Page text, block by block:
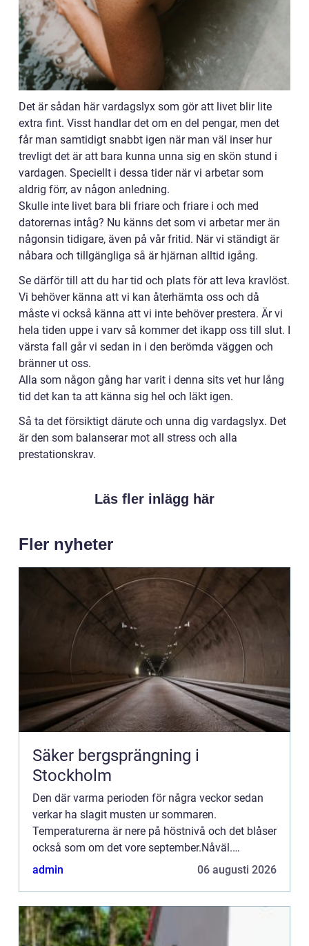
Det är sådan här vardagslyx som gör att livet blir lite
extra fint. Visst handlar det om en del pengar, men det
får man samtidigt snabbt igen när man väl inser hur
trevligt det är att bara kunna unna sig en skön stund i
vardagen. Speciellt i dessa tider när vi arbetar som
aldrig förr, av någon anledning.
Skulle inte livet bara bli friare och friare i och med
datorernas intåg? Nu känns det som vi arbetar mer än
någonsin tidigare, även på vår fritid. När vi ständigt är
nåbara och tillgängliga så är hjärnan alltid igång.
Se därför till att du har tid och plats för att leva kravlöst.
Vi behöver känna att vi kan återhämta oss och då
måste vi också känna att vi inte behöver prestera. Är vi
hela tiden uppe i varv så kommer det ikapp oss till slut. I
värsta fall går vi sedan in i den berömda väggen och
bränner ut oss.
Alla som någon gång har varit i denna sits vet hur lång
tid det kan ta att känna sig hel och läkt igen.
Så ta det försiktigt därute och unna dig vardagslyx. Det
är den som balanserar mot all stress och alla
prestationskrav.
Läs fler inlägg här
Fler nyheter
Säker bergsprängning i
Stockholm
Den där varma perioden för några veckor sedan
verkar ha slagit musten ur sommaren.
Temperaturerna är nere på höstnivå och det blåser
också som om det vore september.Nåväl.
Vändningen k...
admin 06 augusti 2026